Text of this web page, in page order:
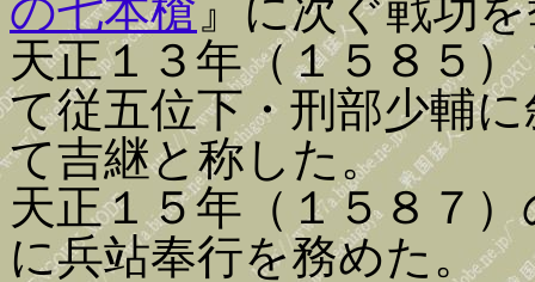
の七本槍 』に次ぐ戦功
天正１３年（１５８５
て従五位下・刑部少輔
て吉継と称した。
天正１５年（１５８７）
に兵站奉行を務めた。